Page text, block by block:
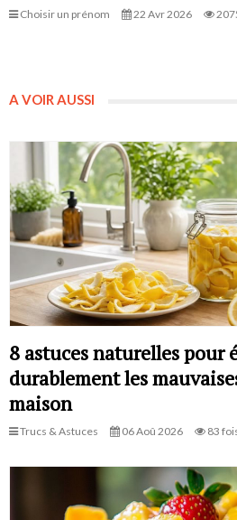
Choisir un prénom 22 Avr 2026
A VOIR AUSSI
8 astuces naturelles pour
durablement les
maison
Trucs & Astuces 06 Aoû 2026 83